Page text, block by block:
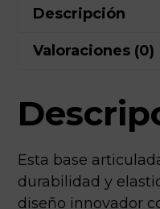
Descripción
Valoraciones (0)
Esta base
durabilidad y
diseño innovador